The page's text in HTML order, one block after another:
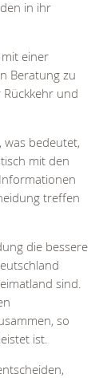
in ihr
einer
Beratung zu
und
bedeutet,
mit den
treffen
die bessere
sind.
so
ist.